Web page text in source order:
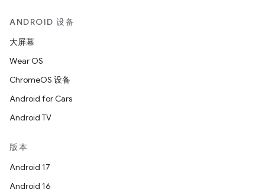
ANDROID 设备
大屏幕
Wear OS
ChromeOS 设备
Android for Cars
Android TV
版本
Android 17
Android 16